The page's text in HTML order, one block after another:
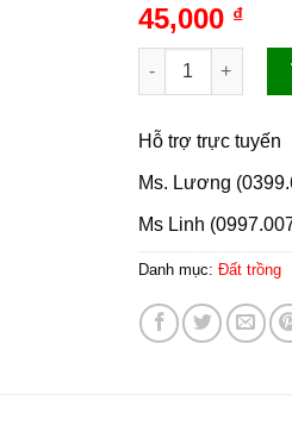
45,000 ₫
Đất sạch giàu
Hỗ trợ trực tuyến
Ms. Lương
Ms Linh
Danh mục: Đất trồng